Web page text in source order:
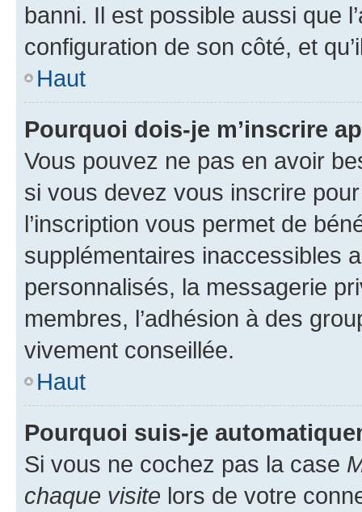
banni. Il est possible aussi que
configuration de son côté, et
Haut
Pourquoi dois-je m’inscrire
Vous pouvez ne pas en avoir
si vous devez vous inscrire
l’inscription vous permet de
supplémentaires inaccessibles
personnalisés, la messagerie
membres, l’adhésion à des
vivement conseillée.
Haut
Pourquoi suis-je
Si vous ne cochez pas la case
chaque visite lors de votre